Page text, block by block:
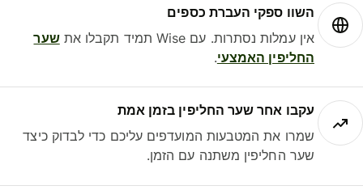
השוו ספקי העברת כספים
אין עמלות נסתרות. עם Wise תמיד תקבלו את
שער
החליפין האמצעי.
עקבו אחר שער החליפין בזמן אמת
שמרו את המטבעות המועדפים עליכם כדי לבדוק כיצד
שער החליפין משתנה עם הזמן.